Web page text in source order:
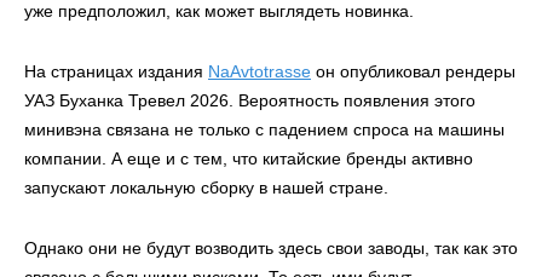
уже предположил, как может выглядеть новинка.
На страницах издания NaAvtotrasse он опубликовал рендеры
УАЗ Буханка Тревел 2026. Вероятность появления этого
минивэна связана не только с падением спроса на машины
компании. А еще и с тем, что китайские бренды активно
запускают локальную сборку в нашей стране.
Однако они не будут возводить здесь свои заводы, так как это